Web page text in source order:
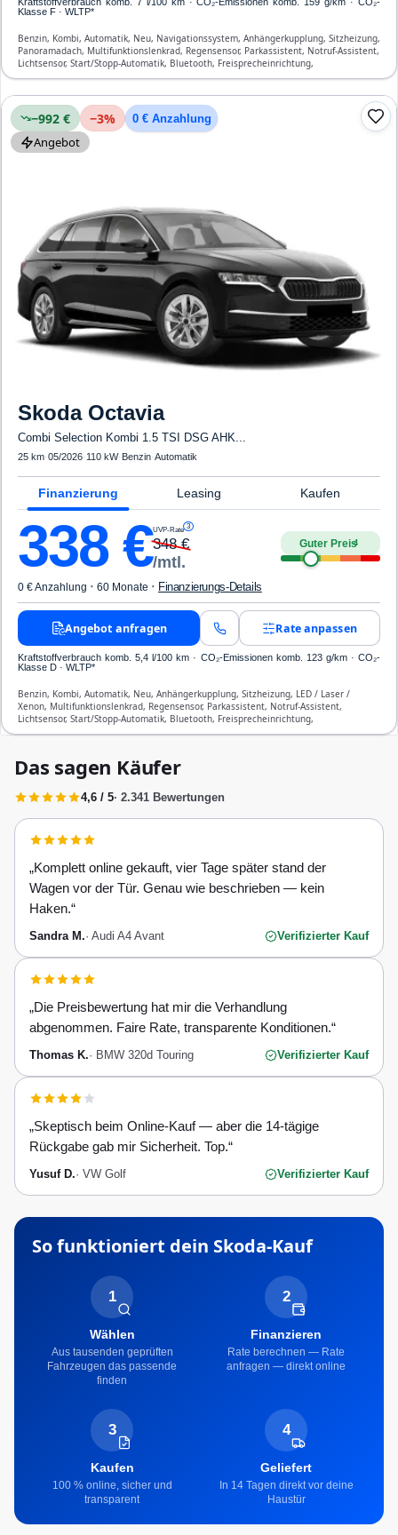
Klasse F · WLTP*
Benzin, Kombi, Automatik, Neu, Navigationssystem, Anhängerkupplung, Sitzheizung,
Panoramadach, Multifunktionslenkrad, Regensensor, Parkassistent, Notruf-Assistent,
Lichtsensor, Start/Stopp-Automatik, Bluetooth, Freisprecheinrichtung,
Verkehrszeichen-Erkennung, ESP, ABS, Klimatisierung, Airbag
−992 € −3% 0 € Anzahlung
Angebot
Skoda Octavia
Combi Selection Kombi 1.5 TSI DSG AHK...
25 km·05/2026· 110 kW· Benzin·Automatik
Finanzierung Leasing Kaufen
338€UVP-Rate 3
348€
/mtl.
Guter Preis4
0 € Anzahlung · 60 Monate · Finanzierungs-Details
Angebot anfragen Rate anpassen
Kraftstoffverbrauch komb. 5,4 l/100 km · CO₂-Emissionen komb. 123 g/km · CO₂-
Klasse D · WLTP*
Benzin, Kombi, Automatik, Neu, Anhängerkupplung, Sitzheizung, LED / Laser /
Xenon, Multifunktionslenkrad, Regensensor, Parkassistent, Notruf-Assistent,
Lichtsensor, Start/Stopp-Automatik, Bluetooth, Freisprecheinrichtung,
Verkehrszeichen-Erkennung, ESP, ABS, Klimatisierung, Front-Airbags
Das sagen Käufer
4,6 / 5· 2.341 Bewertungen
„Komplett online gekauft, vier Tage später stand der
Wagen vor der Tür. Genau wie beschrieben — kein
Haken.“
Sandra M.· Audi A4 Avant Verifizierter Kauf
„Die Preisbewertung hat mir die Verhandlung
abgenommen. Faire Rate, transparente Konditionen.“
Thomas K.· BMW 320d Touring Verifizierter Kauf
„Skeptisch beim Online-Kauf — aber die 14-tägige
Rückgabe gab mir Sicherheit. Top.“
Yusuf D.· VW Golf Verifizierter Kauf
So funktioniert dein Skoda-Kauf
1
Wählen
Aus tausenden geprüften
Fahrzeugen das passende
finden
2
Finanzieren
Rate berechnen — Rate
anfragen — direkt online
3
Kaufen
100 % online, sicher und
transparent
4
Geliefert
In 14 Tagen direkt vor deine
Haustür